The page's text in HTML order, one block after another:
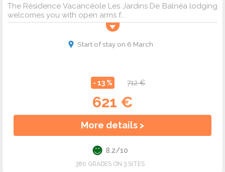
The Résidence Vacancéole Les Jardins De Balnéa lodging
welcomes you with open arms f...
Start of stay on 6 March
- 13 % 712 €
621 €
More details >
8.2/10
380 GRADES ON 3 SITES